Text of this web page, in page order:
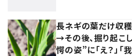
長ネギの葉だけ収
→その後、掘り起こ
愕の姿”に「え？」